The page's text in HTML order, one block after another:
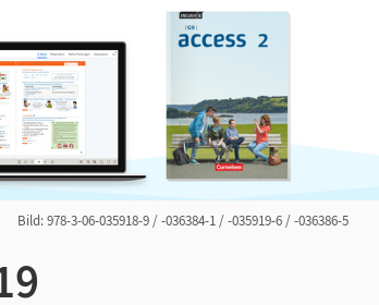
Bild: 978-3-06-035918-9 / -036384-1 / -035919-6 / -036386-5